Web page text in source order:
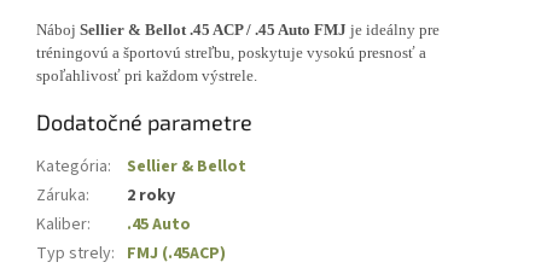
Náboj Sellier & Bellot .45 ACP / .45 Auto FMJ je ideálny pre
tréningovú a športovú streľbu, poskytuje vysokú presnosť a
spoľahlivosť pri každom výstrele.
Dodatočné parametre
Kategória:
Sellier & Bellot
Záruka:
2 roky
Kaliber:
.45 Auto
Typ strely: FMJ (.45ACP)